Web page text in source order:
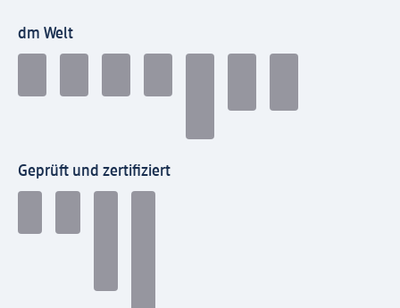
dm Welt
Geprüft und zertifiziert